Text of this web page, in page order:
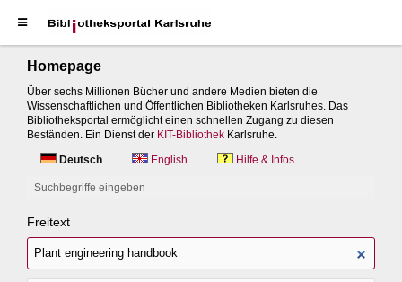
Homepage
Über sechs Millionen Bücher und andere Medien bieten die
Wissenschaftlichen und Öffentlichen Bibliotheken Karlsruhes. Das
Bibliotheksportal ermöglicht einen schnellen Zugang zu diesen
Beständen. Ein Dienst der KIT-Bibliothek Karlsruhe.
Deutsch
English Hilfe & Infos
Suchbegriffe eingeben
Freitext